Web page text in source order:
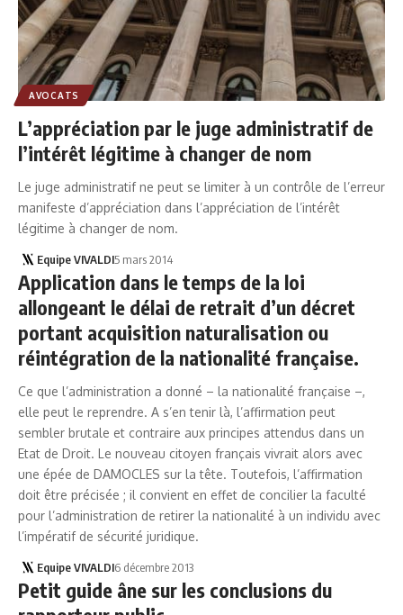
AVOCATS
L’appréciation par le juge administratif de
l’intérêt légitime à changer de nom
Le juge administratif ne peut se limiter à un contrôle de l’erreur
manifeste d’appréciation dans l’appréciation de l’intérêt
légitime à changer de nom.
Equipe VIVALDI5 mars 2014
Application dans le temps de la loi
allongeant le délai de retrait d’un décret
portant acquisition naturalisation ou
réintégration de la nationalité française.
Ce que l’administration a donné – la nationalité française –,
elle peut le reprendre. A s’en tenir là, l’affirmation peut
sembler brutale et contraire aux principes attendus dans un
Etat de Droit. Le nouveau citoyen français vivrait alors avec
une épée de DAMOCLES sur la tête. Toutefois, l’affirmation
doit être précisée ; il convient en effet de concilier la faculté
pour l’administration de retirer la nationalité à un individu avec
l’impératif de sécurité juridique.
Equipe VIVALDI6 décembre 2013
Petit guide âne sur les conclusions du